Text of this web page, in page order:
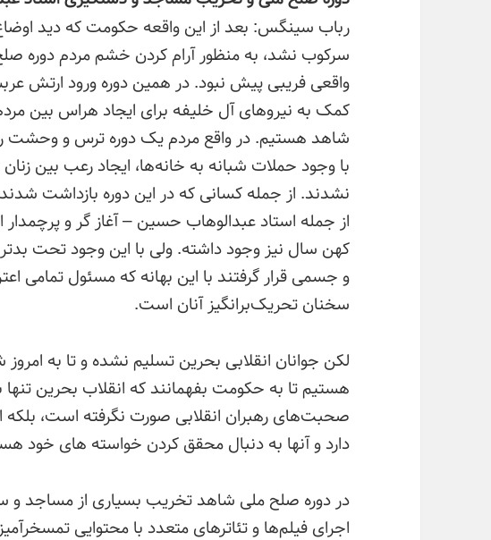
رباب سینگس: بعد از این واقعه حکومت که دید
سرکوب نشد، به منظور آرام کردن خشم مردم دوره
واقعی فریبی پیش نبود. در همین دوره ورود ارتش
کمک به نیروهای آل خلیفه برای ایجاد هراس بین
شاهد هستیم. در واقع مردم یک دوره ترس و وحشت
با وجود حملات شبانه به خانه‌ها، ایجاد رعب بین زنان
نشدند. از جمله کسانی که در این دوره بازداشت شدند
از جمله استاد عبدالوهاب حسین – آغاز گر و پرچمدار
کهن سال نیز وجود داشته. ولی با این وجود تحت
و جسمی قرار گرفتند با این بهانه که مسئول تمامی
سخنان تحریک‌برانگیز آنان است.
لکن جوانان انقلابی بحرین تسلیم نشده و تا به
هستیم تا به حکومت بفهمانند که انقلاب بحرین
صحبت‌های رهبران انقلابی صورت نگرفته است، بلکه
دارد و آنها به دنبال محقق کردن خواسته های خود
در دوره صلح ملی شاهد تخریب بسیاری از مساجد و
اجرای فیلم‌ها و تئاترهای متعدد با محتوایی